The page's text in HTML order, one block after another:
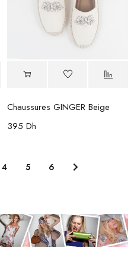
Chaussures GINGER Beige
395 Dh
4 5 6